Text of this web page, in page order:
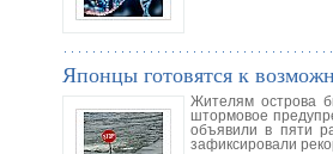
Японцы готовятся к
Жителям острова
штормовое
объявили в пяти
зафиксировали